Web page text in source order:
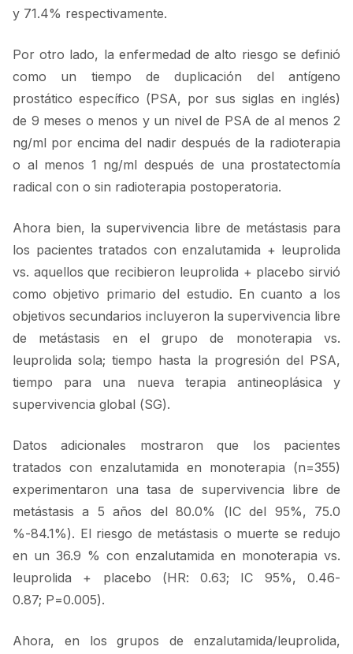
y 71.4% respectivamente.
Por otro lado, la enfermedad de alto riesgo se definió
como un tiempo de duplicación del antígeno
prostático específico (PSA, por sus siglas en inglés)
de 9 meses o menos y un nivel de PSA de al menos 2
ng/ml por encima del nadir después de la radioterapia
o al menos 1 ng/ml después de una prostatectomía
radical con o sin radioterapia postoperatoria.
Ahora bien, la supervivencia libre de metástasis para
los pacientes tratados con enzalutamida + leuprolida
vs. aquellos que recibieron leuprolida + placebo sirvió
como objetivo primario del estudio. En cuanto a los
objetivos secundarios incluyeron la supervivencia libre
de metástasis en el grupo de monoterapia vs.
leuprolida sola; tiempo hasta la progresión del PSA,
tiempo para una nueva terapia antineoplásica y
supervivencia global (SG).
Datos adicionales mostraron que los pacientes
tratados con enzalutamida en monoterapia (n=355)
experimentaron una tasa de supervivencia libre de
metástasis a 5 años del 80.0% (IC del 95%, 75.0
%-84.1%). El riesgo de metástasis o muerte se redujo
en un 36.9 % con enzalutamida en monoterapia vs.
leuprolida + placebo (HR: 0.63; IC 95%, 0.46-
0.87; P=0.005).
Ahora, en los grupos de enzalutamida/leuprolida,